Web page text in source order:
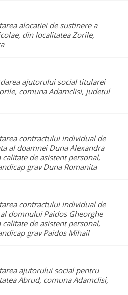
alocatiei de sustinere a
din localitatea Zorile,
ajutorului social titularei
comuna Adamclisi, judetul
contractului individual de
al doamnei Duna Alexandra
de asistent personal,
grav Duna Romanita
contractului individual de
domnului Paidos Gheorghe
de asistent personal,
grav Paidos Mihail
ajutorului social pentru
Abrud, comuna Adamclisi,